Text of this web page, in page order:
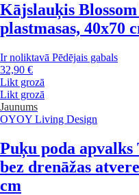
Kājslauķis
plastmasas, 40x70
Ir noliktavā Pēdējais gabals
32,90 €
Likt grozā
Likt grozā
Jaunums
OYOY Living Design
Puķu poda apvalks
bez drenāžas
cm